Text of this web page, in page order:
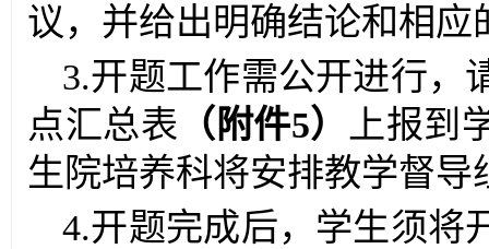
议，并给出明确结论和相应
3.开题工作需公开进行，
点汇总表 （附件5）
上报到
生院培养科将安排教学督导
4.开题完成后，学生须将